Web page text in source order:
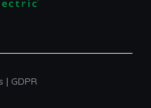
| GDPR